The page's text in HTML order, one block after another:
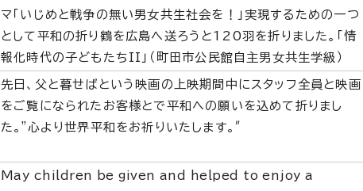
マ「いじめと戦争の無い男女共生社会を！」実現するための一つ
として平和の折り鶴を広島へ送ろうと120羽を折りました。「情
報化時代の子どもたちII」（町田市公民館自主男女共生学級）
先日、父と暮せばという映画の上映期間中にスタッフ全員と映画
をご覧になられたお客様とで平和への願いを込めて折りまし
た。"心より世界平和をお祈りいたします。″
May children be given and helped to enjoy a